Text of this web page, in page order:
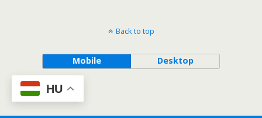
Back to top
Mobile Desktop
HU